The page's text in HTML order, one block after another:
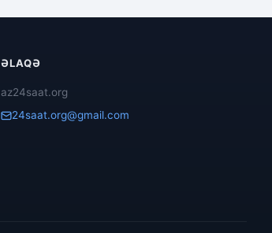
ƏLAQƏ
az24saat.org
24saat.org@gmail.com